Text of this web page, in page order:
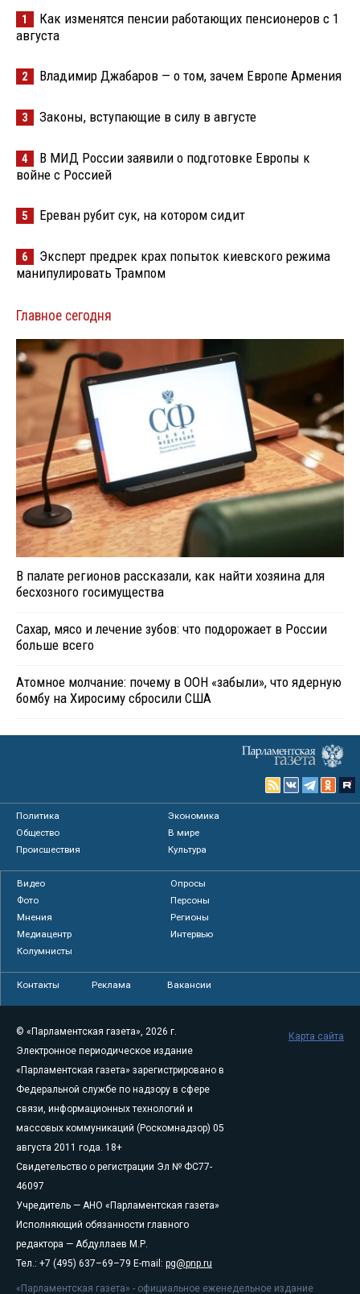
1
Как изменятся пенсии работающих пенсионеров с 1
августа
2 Владимир Джабаров — о том, зачем Европе Армения
3 Законы, вступающие в силу в августе
4
В МИД России заявили о подготовке Европы к
войне с Россией
5 Ереван рубит сук, на котором сидит
6
Эксперт предрек крах попыток киевского режима
манипулировать Трампом
Главное сегодня
В палате регионов рассказали, как найти хозяина для
бесхозного госимущества
Сахар, мясо и лечение зубов: что подорожает в России
больше всего
Атомное молчание: почему в ООН «забыли», что ядерную
бомбу на Хиросиму сбросили США
Политика
Экономика
Общество
В мире
Происшествия
Культура
Видео
Опросы
Фото
Персоны
Мнения
Регионы
Медиацентр
Интервью
Колумнисты
Контакты Реклама Вакансии
© «Парламентская газета», 2026 г.
Электронное периодическое издание
«Парламентская газета» зарегистрировано в
Федеральной службе по надзору в сфере
связи, информационных технологий и
массовых коммуникаций (Роскомнадзор) 05
августа 2011 года. 18+
Свидетельство о регистрации Эл № ФС77-
46097
Учредитель — АНО «Парламентская газета»
Исполняющий обязанности главного
редактора — Абдуллаев М.Р.
Тел.: +7 (495) 637–69–79 E-mail: pg@pnp.ru
«Парламентская газета» - официальное еженедельное издание
Карта сайта